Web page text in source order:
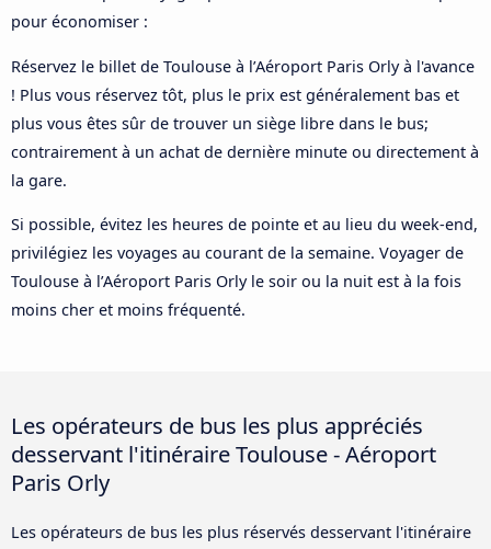
pour économiser :
Réservez le billet de Toulouse à l’Aéroport Paris Orly à l'avance
! Plus vous réservez tôt, plus le prix est généralement bas et
plus vous êtes sûr de trouver un siège libre dans le bus;
contrairement à un achat de dernière minute ou directement à
la gare.
Si possible, évitez les heures de pointe et au lieu du week-end,
privilégiez les voyages au courant de la semaine. Voyager de
Toulouse à l’Aéroport Paris Orly le soir ou la nuit est à la fois
moins cher et moins fréquenté.
Les opérateurs de bus les plus appréciés
desservant l'itinéraire Toulouse - Aéroport
Paris Orly
Les opérateurs de bus les plus réservés desservant l'itinéraire